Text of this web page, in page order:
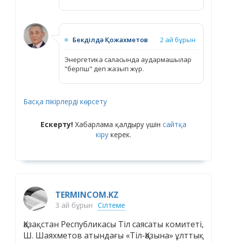
≡ Бекділдә Қожахметов 2 ай бұрын
Энергетика саласында аудармашылар
"бергіш" деп жазып жүр.
Басқа пікірлерді көрсету
Ескерту! Хабарлама қалдыру үшін сайтқа
кіру керек.
TERMINCOM.KZ
3 ай бұрын Сілтеме
Қазақстан Республикасы Тіл саясаты комитеті,
Ш. Шаяхметов атындағы «Тіл-Қазына» ұлттық